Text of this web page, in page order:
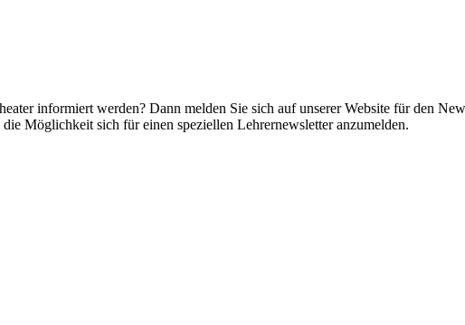
informiert werden? Dann melden Sie sich auf unserer Website für den
Möglichkeit sich für einen speziellen Lehrernewsletter anzumelden.